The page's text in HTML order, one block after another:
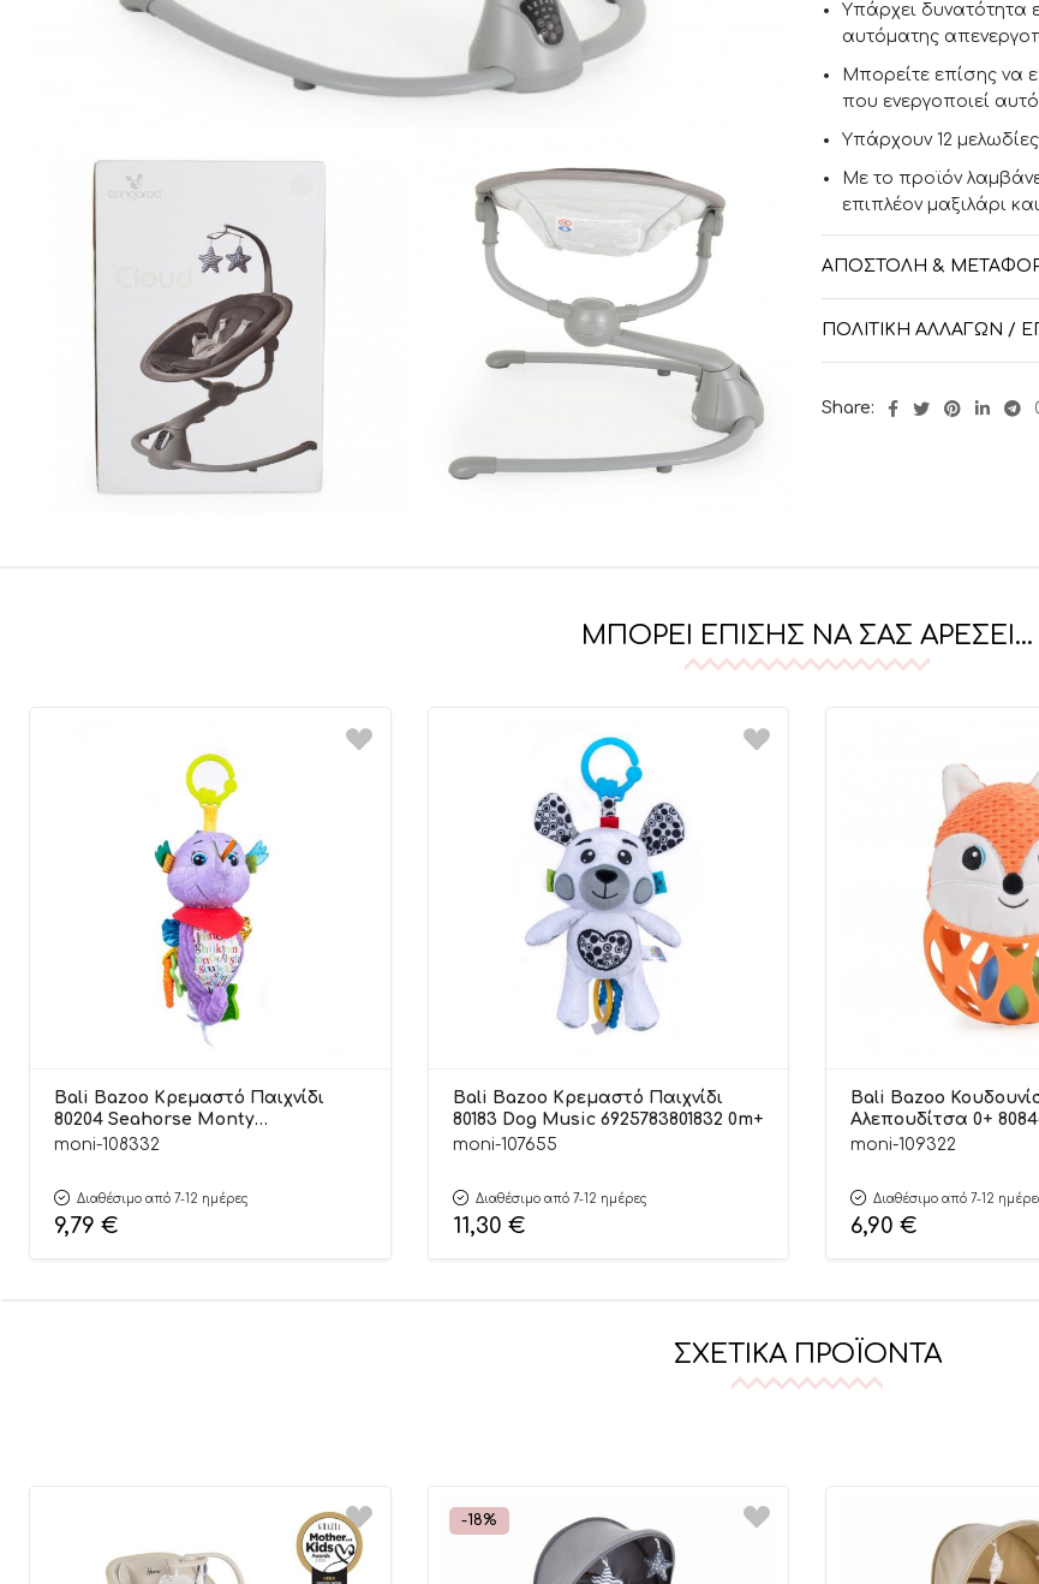
Υπάρχει δυνατότητα
αυτόματης
Μπορείτε επίσης να
που ενεργοποιεί
Υπάρχουν 12
Με το προϊόν
επιπλέον μαξιλάρι
ΑΠΟΣΤΟΛΉ &
ΠΟΛΙΤΙΚΉ ΑΛΛΑΓΏΝ /
Share:
ΜΠΟΡΕΊ ΕΠΊΣΗΣ ΝΑ ΣΑΣ ΑΡΈΣΕΙ…
Bali Bazoo Κρεμαστό Παιχνίδι
80204 Seahorse Monty
6925783802044 0m+
moni-108332
Διαθέσιμο από 7-12 ημέρες
9,79 €
Bali Bazoo Κρεμαστό Παιχνίδι
80183 Dog Music 6925783801832 0m+
moni-107655
Διαθέσιμο από 7-12 ημέρες
11,30 €
Bali Bazoo
Αλεπουδίτσα 0+
6925783808466
moni-109322
Διαθέσιμο από 7-12
6,90 €
ΣΧΕΤΙΚΆ ΠΡΟΪΌΝΤΑ
-18%